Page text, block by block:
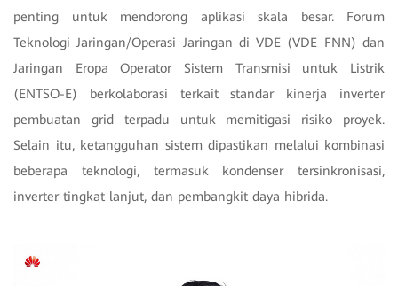
penting untuk mendorong aplikasi skala besar. Forum
Teknologi Jaringan/Operasi Jaringan di VDE (VDE FNN) dan
Jaringan Eropa Operator Sistem Transmisi untuk Listrik
(ENTSO-E) berkolaborasi terkait standar kinerja inverter
pembuatan grid terpadu untuk memitigasi risiko proyek.
Selain itu, ketangguhan sistem dipastikan melalui kombinasi
beberapa teknologi, termasuk kondenser tersinkronisasi,
inverter tingkat lanjut, dan pembangkit daya hibrida.